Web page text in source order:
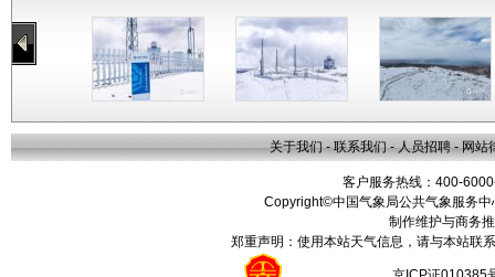
关于我们 - 联系我们 - 人员招聘 - 网站
客户服务热线：400-
Copyright©中国气象局公共气象服务
制作维护与商务
郑重声明：使用本站天气信息，请与本站联